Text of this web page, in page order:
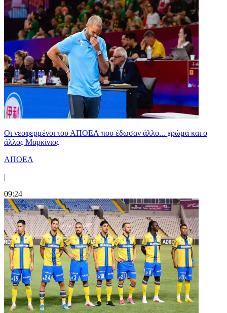
Οι νεοφερμένοι του ΑΠΟΕΛ που έδωσαν άλλο... χρώμα και ο
άλλος Μαρκίνιος
ΑΠΟΕΛ
|
09:24